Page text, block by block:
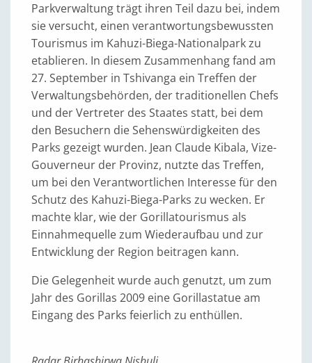
Parkverwaltung trägt ihren Teil dazu bei, indem
sie versucht, einen verantwortungsbewussten
Tourismus im Kahuzi-Biega-Nationalpark zu
etablieren. In diesem Zusammenhang fand am
27. September in Tshivanga ein Treffen der
Verwaltungsbehörden, der traditionellen Chefs
und der Vertreter des Staates statt, bei dem
den Besuchern die Sehenswürdigkeiten des
Parks gezeigt wurden. Jean Claude Kibala, Vize-
Gouverneur der Provinz, nutzte das Treffen,
um bei den Verantwortlichen Interesse für den
Schutz des Kahuzi-Biega-Parks zu wecken. Er
machte klar, wie der Gorillatourismus als
Einnahmequelle zum Wiederaufbau und zur
Entwicklung der Region beitragen kann.
Die Gelegenheit wurde auch genutzt, um zum
Jahr des Gorillas 2009 eine Gorillastatue am
Eingang des Parks feierlich zu enthüllen.